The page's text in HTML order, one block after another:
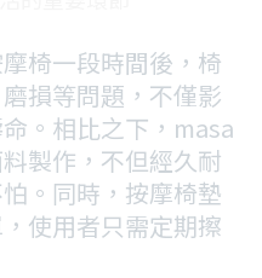
椅一段時間後，椅
損等問題，不僅影
。相比之下，masa
製作，不但經久耐
。同時，按摩椅墊
使用者只需定期擦